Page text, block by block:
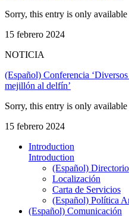
Sorry, this entry is only
15 febrero 2024
NOTICIA
(Español) Conferencia
mejillón al delfín’
Sorry, this entry is only
15 febrero 2024
Introduction
Introduction
(Español) Directorio
Localización
Carta de Servicios
(Español) Política
(Español) Comunicación